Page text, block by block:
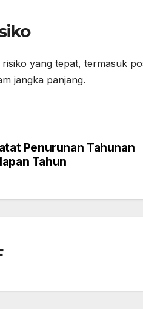
risiko yang tepat, termasuk
jangka panjang.
Penurunan Tahunan
Tahun